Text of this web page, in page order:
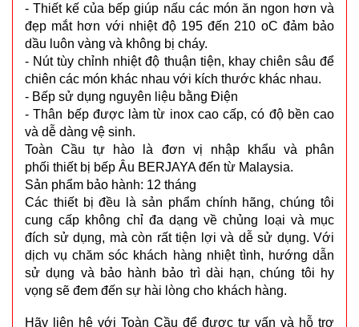
- Thiết kế của bếp giúp nấu các món ăn ngon hơn và
đẹp mắt hơn với nhiệt độ 195 đến 210 oC đảm bảo
dầu luôn vàng và không bị cháy.
- Nút tùy chỉnh nhiệt độ thuận tiện, khay chiên sâu để
chiên các món khác nhau với kích thước khác nhau.
- Bếp sử dụng nguyên liệu bằng Điện
- Thân bếp được làm từ inox cao cấp, có độ bền cao
và dễ dàng vệ sinh.
Toàn Cầu tự hào là đơn vị nhập khẩu và phân
phối thiết bị bếp Âu BERJAYA đến từ Malaysia.
Sản phẩm bảo hành: 12 tháng
Các thiết bị đều là sản phẩm chính hãng, chúng tôi
cung cấp không chỉ đa dạng về chủng loại và mục
đích sử dụng, mà còn rất tiện lợi và dễ sử dụng. Với
dịch vụ chăm sóc khách hàng nhiệt tình, hướng dẫn
sử dụng và bảo hành bảo trì dài hạn, chúng tôi hy
vọng sẽ đem đến sự hài lòng cho khách hàng.
Hãy liên hệ với Toàn Cầu để được tư vấn và hỗ trợ